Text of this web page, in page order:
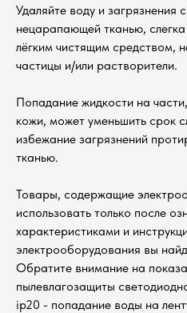
Удаляйте воду и загрязнения
нецарапающей тканью,
лёгким чистящим средством,
частицы и/или растворители.
Попадание жидкости на
кожи, может уменьшить срок
избежание загрязнений
тканью.
Товары, содержащие
использовать только после
характеристиками и
электрооборудования вы
Обратите внимание на
пылевлагозащиты
ip20 - попадание воды на